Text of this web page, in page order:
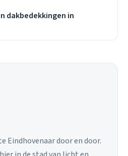
dakbedekkingen in
Eindhovenaar door en door.